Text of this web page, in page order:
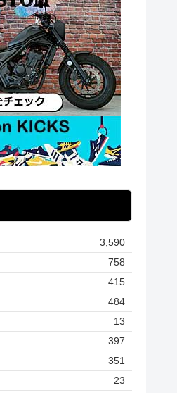
3,590
758
415
484
13
397
351
23